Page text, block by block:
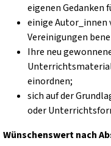
eigenen
einige Autor_innen
Vereinigungen
Ihre neu
einordnen;
sich auf der
oder
Wünschenswert nach